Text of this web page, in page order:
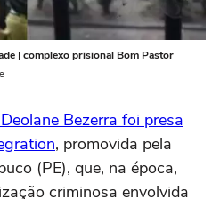
| complexo prisional Bom Pastor
Bezerra foi presa
, promovida pela
(PE), que, na época,
criminosa envolvida